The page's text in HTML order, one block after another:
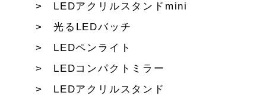
LEDアクリルスタンドmini
光るLEDバッチ
LEDペンライト
LEDコンパクトミラー
LEDアクリルスタンド